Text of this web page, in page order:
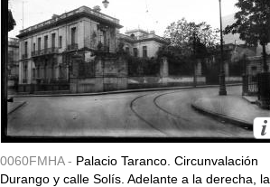
0060FMHA - Palacio Taranco. Circunvalación
Durango y calle Solís. Adelante a la derecha, la